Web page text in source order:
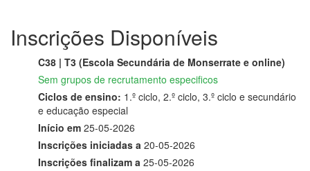
Inscrições Disponíveis
C38 | T3 (Escola Secundária de Monserrate e online)
Sem grupos de recrutamento especificos
Ciclos de ensino: 1.º ciclo, 2.º ciclo, 3.º ciclo e secundário
e educação especial
Início em 25-05-2026
Inscrições iniciadas a 20-05-2026
Inscrições finalizam a 25-05-2026